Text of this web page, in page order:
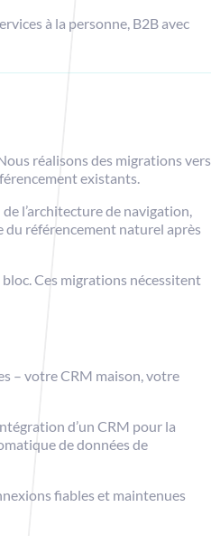
à la personne, B2B avec
réalisons des migrations vers
existants.
l’architecture de navigation,
référencement naturel après
Ces migrations nécessitent
– votre CRM maison, votre
d’un CRM pour la
de données de
fiables et maintenues